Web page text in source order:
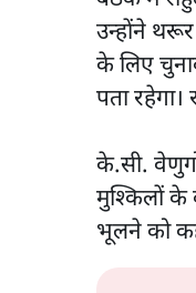
उन्होंने
के लिए
पता
के.सी.
मुश्किलों के
भूलने को